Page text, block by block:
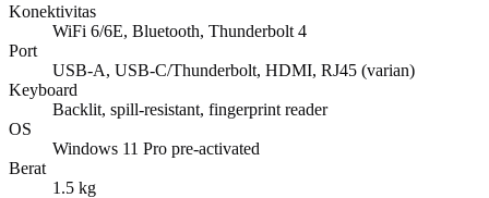
Konektivitas
WiFi 6/6E, Bluetooth, Thunderbolt 4
Port
USB-A, USB-C/Thunderbolt, HDMI, RJ45 (varian)
Keyboard
Backlit, spill-resistant, fingerprint reader
OS
Windows 11 Pro pre-activated
Berat
1.5 kg